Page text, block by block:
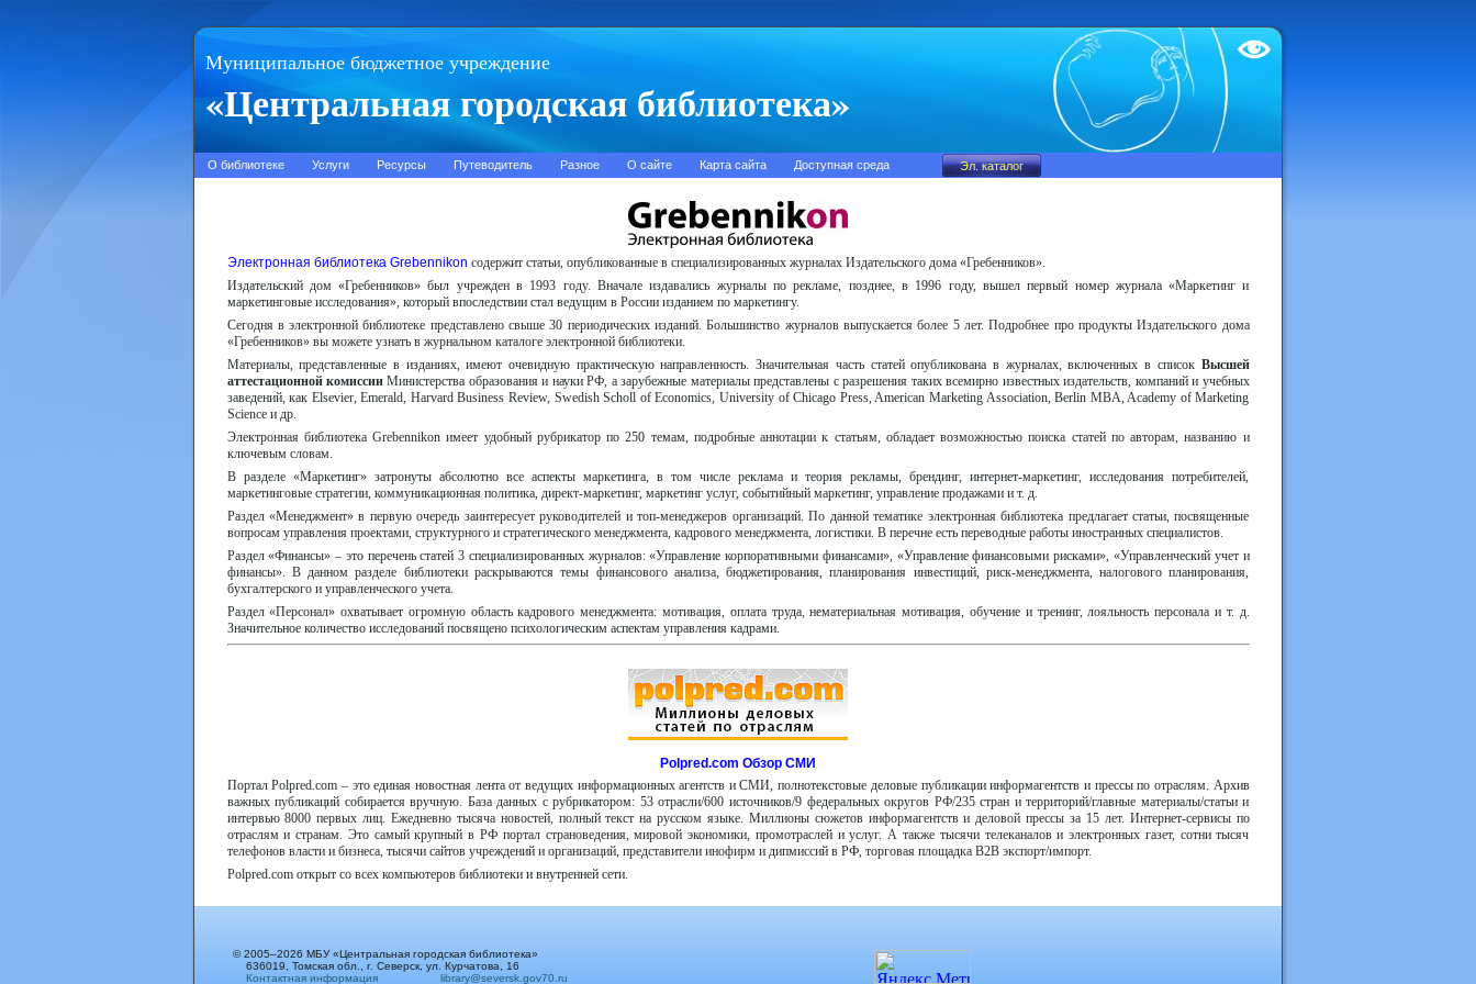
Муниципальное бюджетное учреждение
«Центральная городская библиотека»
Test
О библиотеке Услуги Ресурсы Путеводитель Разное О сайте Карта сайта Доступная среда
Электронная библиотека Grebennikon содержит статьи, опубликованные в специализированных журналах Издательского дома «Гребенников».
Издательский дом «Гребенников» был учрежден в 1993 году. Вначале издавались журналы по рекламе, позднее, в 1996 году, вышел первый номер журнала «Маркетинг и
маркетинговые исследования», который впоследствии стал ведущим в России изданием по маркетингу.
Сегодня в электронной библиотеке представлено свыше 30 периодических изданий. Большинство журналов выпускается более 5 лет. Подробнее про продукты Издательского дома
«Гребенников» вы можете узнать в журнальном каталоге электронной библиотеки.
Материалы, представленные в изданиях, имеют очевидную практическую направленность. Значительная часть статей опубликована в журналах, включенных в список Высшей
аттестационной комиссииМинистерства образования и науки РФ, а зарубежные материалы представлены с разрешения таких всемирно известных издательств, компаний и учебных
заведений, как Elsevier, Emerald, Harvard Business Review, Swedish Scholl of Economics, University of Chicago Press, American Marketing Association, Berlin MBA, Academy of Marketing
Science и др.
Электронная библиотека Grebennikon имеет удобный рубрикатор по 250 темам, подробные аннотации к статьям, обладает возможностью поиска статей по авторам, названию и
ключевым словам.
В разделе «Маркетинг» затронуты абсолютно все аспекты маркетинга, в том числе реклама и теория рекламы, брендинг, интернет-маркетинг, исследования потребителей,
маркетинговые стратегии, коммуникационная политика, директ-маркетинг, маркетинг услуг, событийный маркетинг, управление продажами и т. д.
Раздел «Менеджмент» в первую очередь заинтересует руководителей и топ-менеджеров организаций. По данной тематике электронная библиотека предлагает статьи, посвященные
вопросам управления проектами, структурного и стратегического менеджмента, кадрового менеджмента, логистики. В перечне есть переводные работы иностранных специалистов.
Раздел «Финансы» – это перечень статей 3 специализированных журналов: «Управление корпоративными финансами», «Управление финансовыми рисками», «Управленческий учет и
финансы». В данном разделе библиотеки раскрываются темы финансового анализа, бюджетирования, планирования инвестиций, риск-менеджмента, налогового планирования,
бухгалтерского и управленческого учета.
Раздел «Персонал» охватывает огромную область кадрового менеджмента: мотивация, оплата труда, нематериальная мотивация, обучение и тренинг, лояльность персонала и т. д.
Значительное количество исследований посвящено психологическим аспектам управления кадрами.
Polpred.com Обзор СМИ
Портал Polpred.com – это единая новостная лента от ведущих информационных агентств и СМИ, полнотекстовые деловые публикации информагентств и прессы по отраслям. Архив
важных публикаций собирается вручную. База данных с рубрикатором: 53 отрасли/600 источников/9 федеральных округов РФ/235 стран и территорий/главные материалы/статьи и
интервью 8000 первых лиц. Ежедневно тысяча новостей, полный текст на русском языке. Миллионы сюжетов информагентств и деловой прессы за 15 лет. Интернет-сервисы по
отраслям и странам. Это самый крупный в РФ портал страноведения, мировой экономики, промотраслей и услуг. А также тысячи телеканалов и электронных газет, сотни тысяч
телефонов власти и бизнеса, тысячи сайтов учреждений и организаций, представители инофирм и дипмиссий в РФ, торговая площадка В2В экспорт/импорт.
Polpred.com открыт со всех компьютеров библиотеки и внутренней сети.
© 2005–2026 МБУ «Центральная городская библиотека»
636019, Томская обл., г. Северск, ул. Курчатова, 16
Контактная информация
library@seversk.gov70.ru